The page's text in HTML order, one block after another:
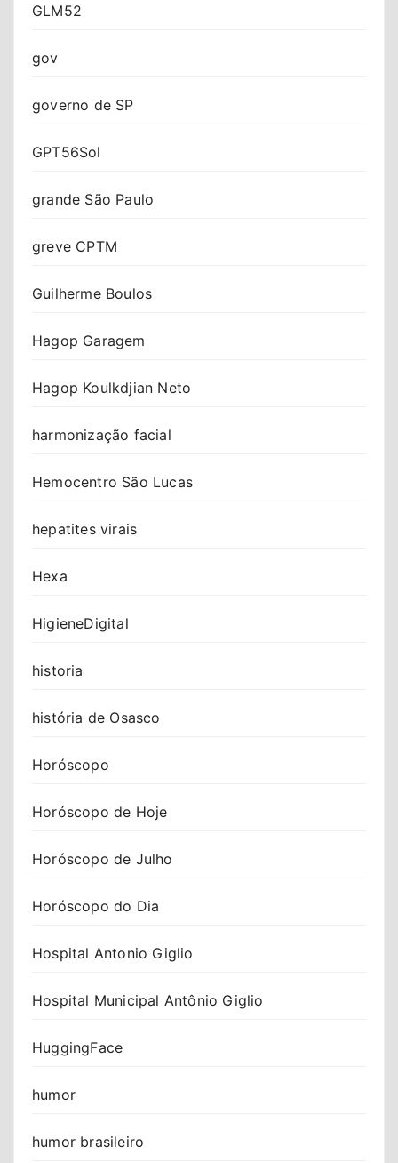
GLM52
gov
governo de SP
GPT56Sol
grande São Paulo
greve CPTM
Guilherme Boulos
Hagop Garagem
Hagop Koulkdjian Neto
harmonização facial
Hemocentro São Lucas
hepatites virais
Hexa
HigieneDigital
historia
história de Osasco
Horóscopo
Horóscopo de Hoje
Horóscopo de Julho
Horóscopo do Dia
Hospital Antonio Giglio
Hospital Municipal Antônio Giglio
HuggingFace
humor
humor brasileiro